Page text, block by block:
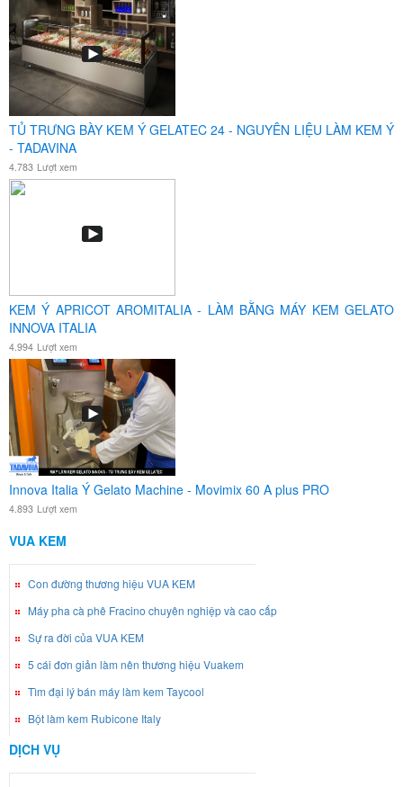
TỦ TRƯNG BÀY KEM Ý GELATEC 24 - NGUYÊN LIỆU LÀM KEM Ý
- TADAVINA
4.783 Lượt xem
KEM Ý APRICOT AROMITALIA - LÀM BẰNG MÁY KEM GELATO
INNOVA ITALIA
4.994 Lượt xem
Innova Italia Ý Gelato Machine - Movimix 60 A plus PRO
4.893 Lượt xem
VUA KEM
Con đường thương hiệu VUA KEM
Máy pha cà phê Fracino chuyên nghiệp và cao cấp
Sự ra đời của VUA KEM
5 cái đơn giản làm nên thương hiệu Vuakem
Tìm đại lý bán máy làm kem Taycool
Bột làm kem Rubicone Italy
DỊCH VỤ